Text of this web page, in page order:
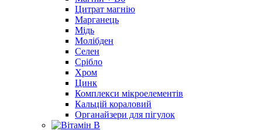
Цитрат магнію
Марганець
Мідь
Молібден
Селен
Срібло
Хром
Цинк
Комплекси мікроелементів
Кальцій кораловий
Органайзери для пігулок